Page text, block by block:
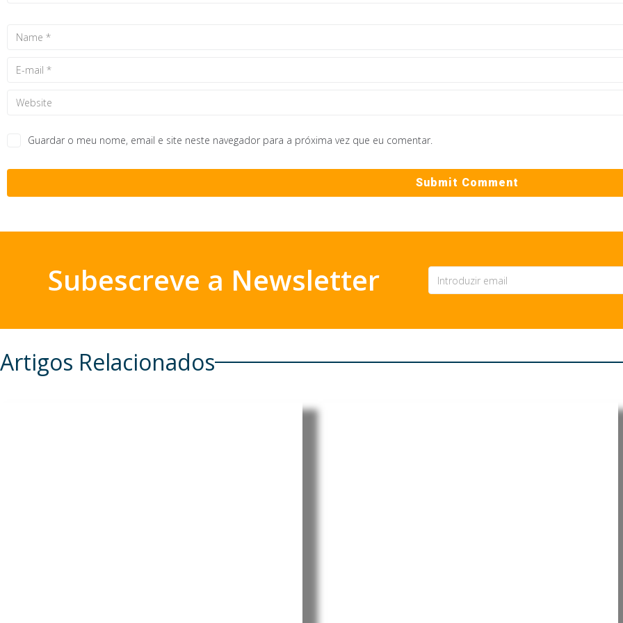
Guardar o meu nome, email e site neste navegador para a próxima vez que eu comentar.
Subescreve a Newsletter
Artigos Relacionados